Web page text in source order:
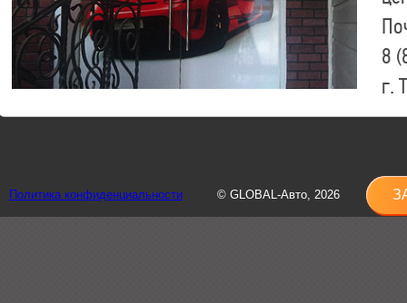
8
г.
8
Политика конфиденциальности © GLOBAL-Авто, 2026